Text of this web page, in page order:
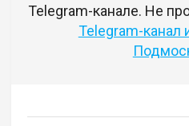
Telegram-канале. Не
Telegram-канал